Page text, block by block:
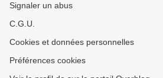
Signaler un abus
C.G.U.
Cookies et données personnelles
Préférences cookies